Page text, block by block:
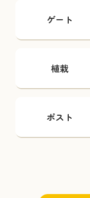
ゲート
植栽
ポスト